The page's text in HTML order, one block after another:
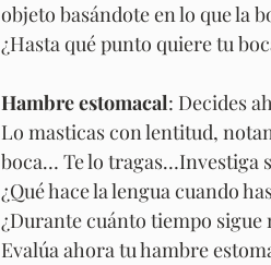
objeto basándote en lo que la
¿Hasta qué punto quiere tu
Hambre estomacal: Decides
Lo masticas con lentitud,
boca… Te lo tragas…Investiga
¿Qué hace la lengua cuando
¿Durante cuánto tiempo sigue
Evalúa ahora tu hambre